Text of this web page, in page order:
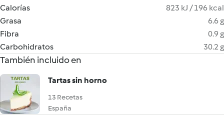
Calorías
823 kJ / 196 kcal
Grasa
6.6 g
Fibra
0.9 g
Carbohidratos
30.2 g
También incluido en
Tartas sin horno
13 Recetas
España